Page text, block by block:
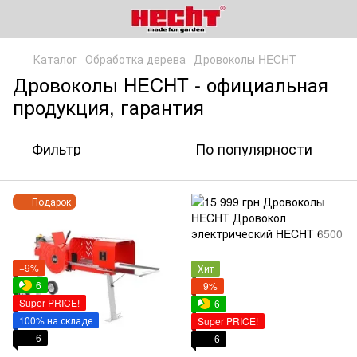
Каталог Обработка дерева Дровоколы HECHT
Дровоколы HECHT - официальная
продукция, гарантия
Фильтр По популярности
Подарок
−9%
6
Super PRICE!
100% на складе
6
Хит
−9%
6
Super PRICE!
6